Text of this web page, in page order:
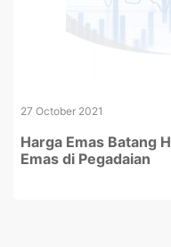
27 October 2021
Harga Emas Batang
Emas di Pegadaian